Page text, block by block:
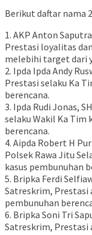
Berikut daftar nama
1. AKP Anton
Prestasi loyalitas
melebihi target dari
2. Ipda Ipda Andy
Prestasi selaku Ka
berencana.
3. Ipda Rudi Jonas,
selaku Wakil Ka Tim
berencana.
4. Aipda Robert H
Polsek Rawa Jitu
kasus pembunuhan
5. Bripka Ferdi
Satreskrim, Prestasi
pembunuhan
6. Bripka Soni Tri
Satreskrim, Prestasi